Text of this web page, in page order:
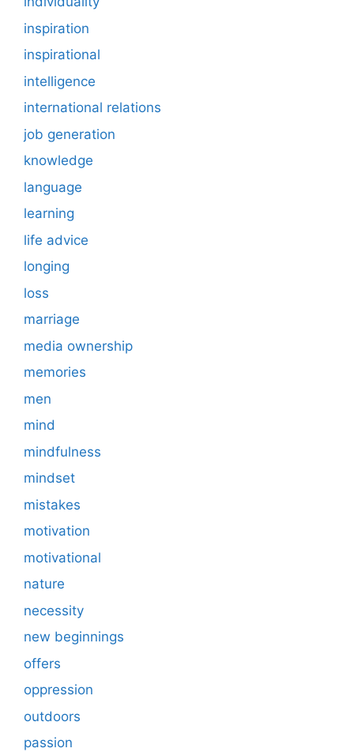
inspiration
inspirational
intelligence
international relations
job generation
knowledge
language
learning
life advice
longing
loss
marriage
media ownership
memories
men
mind
mindfulness
mindset
mistakes
motivation
motivational
nature
necessity
new beginnings
offers
oppression
outdoors
passion